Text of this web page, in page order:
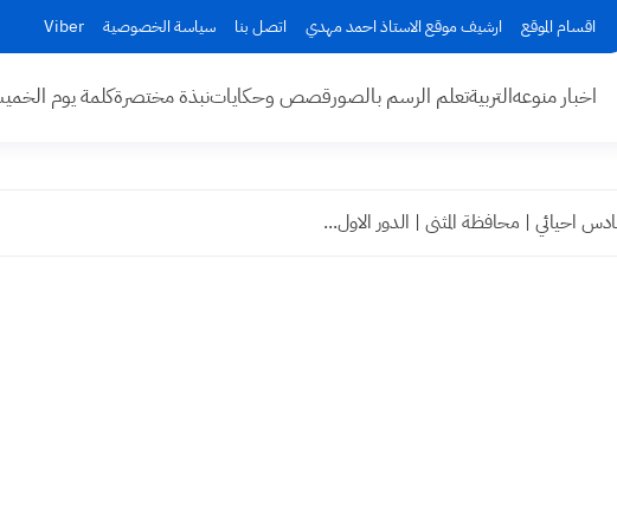
اقسام الموقع ارشيف موقع الاستاذ احمد مهدي اتصل بنا سياسة الخصوصية Viber
اخبار منوعهالتربيةتعلم الرسم بالصورقصص وحكاياتنبذة مختصرةكلمة يوم
احيائي | محافظة المثنى | الدور الاول...